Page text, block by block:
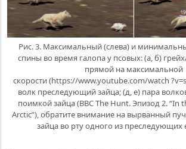
Рис. 3. Максимальный (слева) и
спины во время галопа у псовых: (а, б)
прямой на максимальной
скорости (https://www.youtube.com/watch
волк преследующий зайца; (д, е) пара
поимкой зайца (BBC The Hunt. Эпизод 2. “In
Arctic”), обратите внимание на вырванный
зайца во рту одного из преследующих